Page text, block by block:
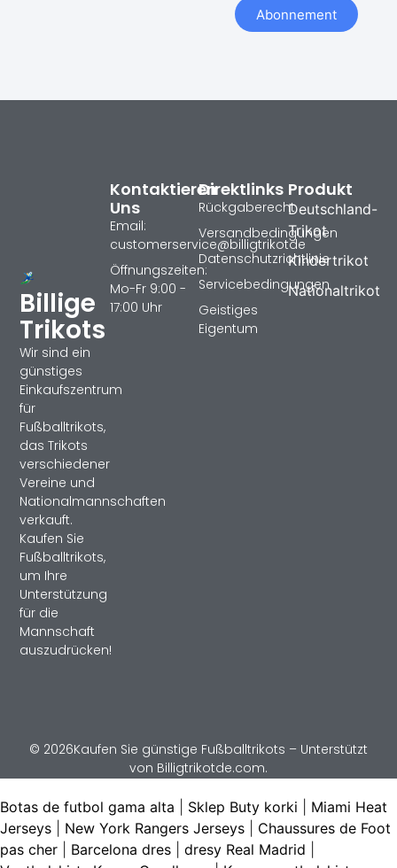
Abonnement
Billige
Trikots
Wir sind ein
günstiges
Einkaufszentrum
für
Fußballtrikots,
das Trikots
verschiedener
Vereine und
Nationalmannschaften
verkauft.
Kaufen Sie
Fußballtrikots,
um Ihre
Unterstützung
für die
Mannschaft
auszudrücken!
Produkt
Deutschland-
Trikot
Kindertrikot
Nationaltrikot
Direktlinks
Rückgaberecht
Versandbedingungen
Datenschutzrichtlinie
Servicebedingungen
Geistiges
Eigentum
Kontaktieren
Uns
Email:
customerservice@billigtrikotde
Öffnungszeiten:
Mo-Fr 9:00 -
17:00 Uhr
© 2026Kaufen Sie günstige Fußballtrikots – Unterstützt
von Billigtrikotde.com.
Botas de futbol gama alta Sklep Buty korki
Miami Heat
Jerseys
New York Rangers Jerseys
Chaussures de Foot
pas cher
Barcelona dres dresy Real Madrid